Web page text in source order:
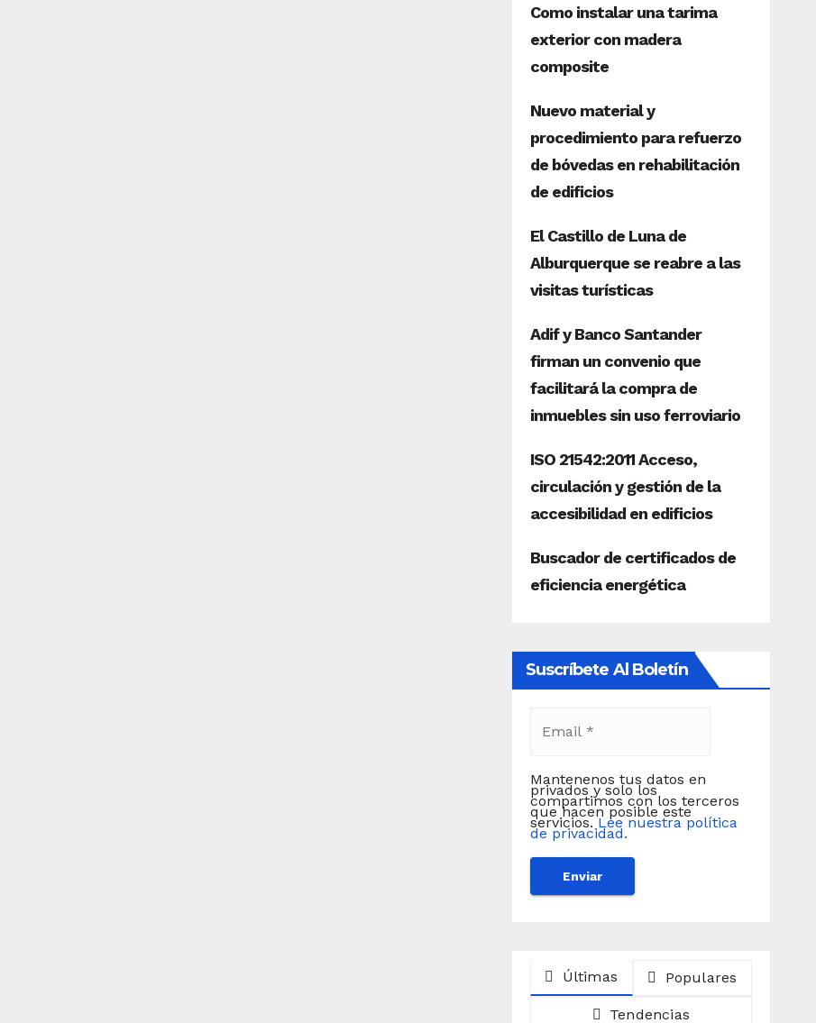
Suscríbete Al Boletín
Mantenenos tus datos en
privados y solo los
compartimos con los terceros
que hacen posible este
servicios. Lee nuestra política
de privacidad.
Últimas Populares
Tendencias